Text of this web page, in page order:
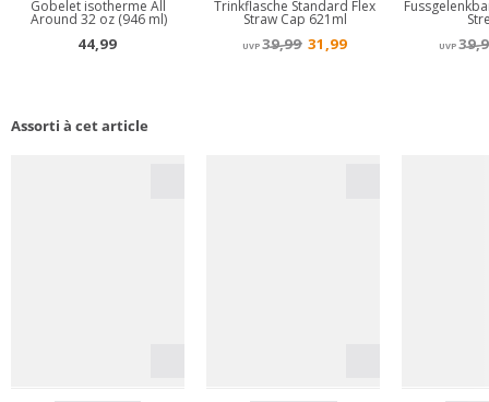
Assorti à cet article